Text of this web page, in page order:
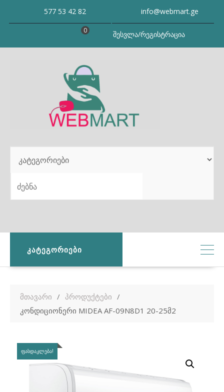
577 53 42 82 info@webmart.ge
შესვლა/რეგისტრაცია
0
SEARCH
ᲙᲐᲢᲔᲒᲝᲠᲘᲔᲑᲘ
მთავარი
პროდუქტები
კონდიციონერი MIDEA AF-09N8D1 20-25მ2
ᲤᲐᲡᲓᲐᲙᲚᲔᲑᲐ!